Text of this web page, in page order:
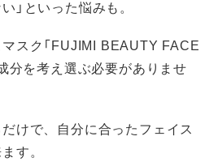
」といった悩みも。
スク「FUJIMI BEAUTY FACE
分を考え選ぶ必要がありませ
けで、自分に合ったフェイス
す。